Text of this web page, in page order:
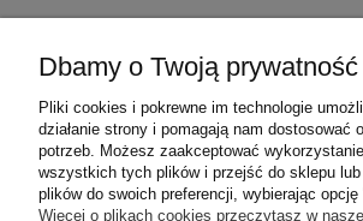
Warunki zakupów
Moje konto
Informacje o sklepie
Dbamy o Twoją prywatność
Pliki cookies i pokrewne im technologie
działanie strony i pomagają nam dostosować
potrzeb. Możesz zaakceptować
wszystkich tych plików i przejść do sklepu
plików do swoich preferencji, wybierając
Więcej o plikach cookies przeczytasz w